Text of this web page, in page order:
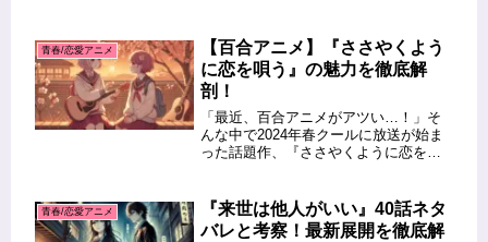
聴方法についても徹底的にご紹介。ま
だ視聴していない方にも役立つ...
青春/恋愛アニメ
【百合アニメ】『ささやくよう
に恋を唄う』の魅力を徹底解
剖！
「最近、百合アニメがアツい…！」そ
んな中で2024年春クールに放送が始ま
った話題作、『ささやくように恋を唄
人の心にそっと寄り添ってくれるよう
な世界観が、百合ファンの間で大注...
青春/恋愛アニメ
『来世は他人がいい』40話ネタ
バレと考察！最新展開を徹底解